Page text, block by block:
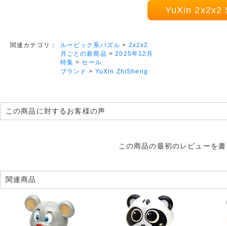
YuXin 2x2x2
関連カテゴリ： ルービック系パズル > 2x2x2
月ごとの新商品 >2025年12月
特集 >セール
ブランド > YuXin ZhiSheng
この商品に対するお客様の声
この商品の最初のレビューを
関連商品